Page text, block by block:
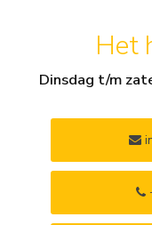
Het
Dinsdag t/m